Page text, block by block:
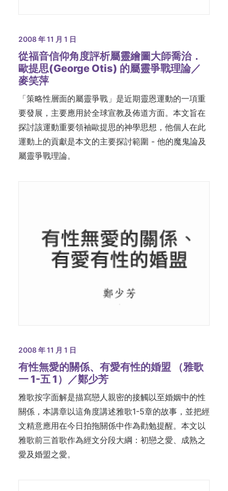
2008 年 11 月 1 日
從福音信仰角度評析屬靈繪圖大師喬治．
歐提思(George Otis) 的屬靈爭戰理論／
麥笑萍
「策略性層面的屬靈爭戰」是近期靈恩運動的一項重
要發展，主要應用於全球宣教及佈道方面。本文旨在
探討該運動重要領袖歐提思的神學思想，他個人在此
運動上的貢獻是本文的主要探討範圍 - 他的魔鬼論及
屬靈爭戰理論。
2008 年 11 月 1 日
有性無愛的關係、有愛有性的婚盟 （雅歌
一 1-五 1）／鄭少芳
雅歌按字面解是描寫戀人親密的接觸以至婚姻中的性
關係，本講章以這角度講述雅歌1-5章的故事，並把經
文精意應用在今日拍拖關係中作為勸勉提醒。本文以
雅歌前三首歌作為經文分段大綱：初戀之愛、成熟之
愛及婚盟之愛。